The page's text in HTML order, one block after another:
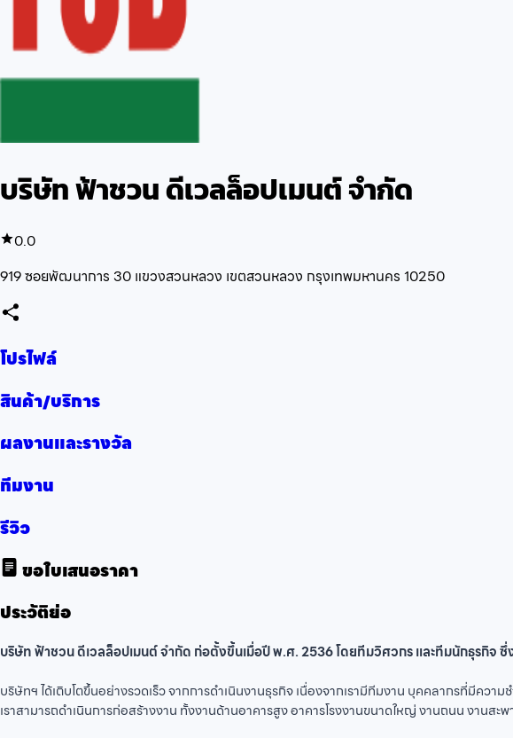
บริษัท ฟ้าชวน ดีเวลล็อปเมนต์ จำกัด
0.0
919 ซอยพัฒนาการ 30 แขวงสวนหลวง เขตสวนหลวง กรุงเทพมหานคร 10250
โปรไฟล์
สินค้า/บริการ
ผลงานและรางวัล
ทีมงาน
รีวิว
ขอใบเสนอราคา
ประวัติย่อ
บริษัท ฟ้าชวน ดีเวลล็อปเมนต์ จำกัด ก่อตั้งขึ้นเมื่อปี พ.ศ. 2536 โดยทีมวิศวกร และทีมนักธุรกิ
บริษัทฯ ได้เติบโตขึ้นอย่างรวดเร็ว จากการดำเนินงานธุรกิจ เนื่องจากเรามีทีมงาน บุคคลากรที่มีค
เราสามารถดำเนินการก่อสร้างงาน ทั้งงานด้านอาคารสูง อาคารโรงงานขนาดใหญ่ งานถนน งานส